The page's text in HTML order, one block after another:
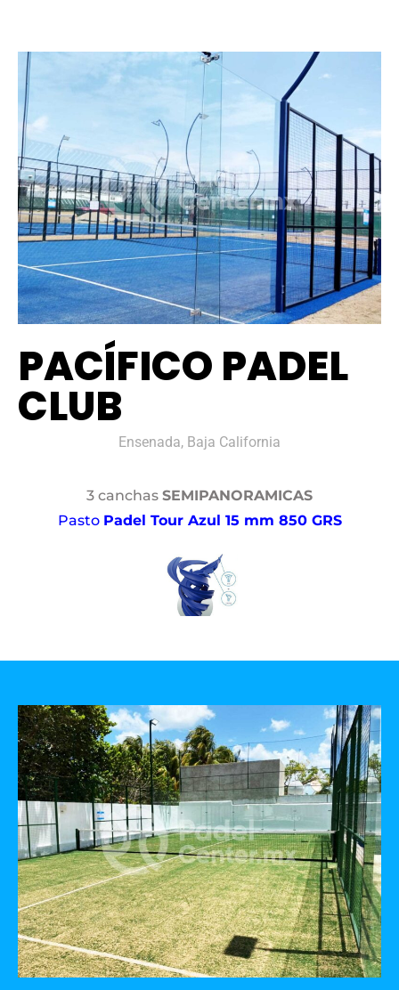
PACÍFICO PADEL
CLUB
Ensenada, Baja California
3 canchas SEMIPANORAMICAS
Pasto Padel Tour Azul 15 mm 850 GRS